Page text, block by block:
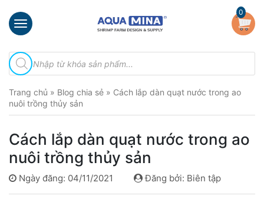
×
chủ
thiệu
Sản
phẩm
Đầu
Phun
Vi
0
Tìm
kiếm
sản
Trang chủ » Blog chia sẻ » Cách lắp dàn quạt nước trong ao
nuôi trồng thủy sản
Cách lắp dàn quạt nước trong ao
nuôi trồng thủy sản
Ngày đăng: 04/11/2021 Đăng bởi: Biên tập